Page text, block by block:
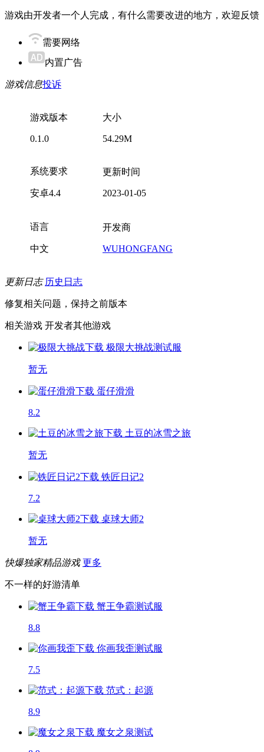
游戏由开发者一个人完成，有什么需要改进的地方，欢迎反馈
需要网络
内置广告
游戏信息投诉
游戏版本
0.1.0
大小
54.29M
系统要求
安卓4.4
更新时间
2023-01-05
语言
中文
开发商
WUHONGFANG
更新日志 历史日志
修复相关问题，保持之前版本
相关游戏 开发者其他游戏
极限大挑战测试服
暂无
蛋仔滑滑
8.2
土豆的冰雪之旅
暂无
铁匠日记2
7.2
桌球大师2
暂无
快爆独家精品游戏 更多
不一样的好游清单
蟹王争霸测试服
8.8
你画我歪测试服
7.5
范式：起源
8.9
魔女之泉测试